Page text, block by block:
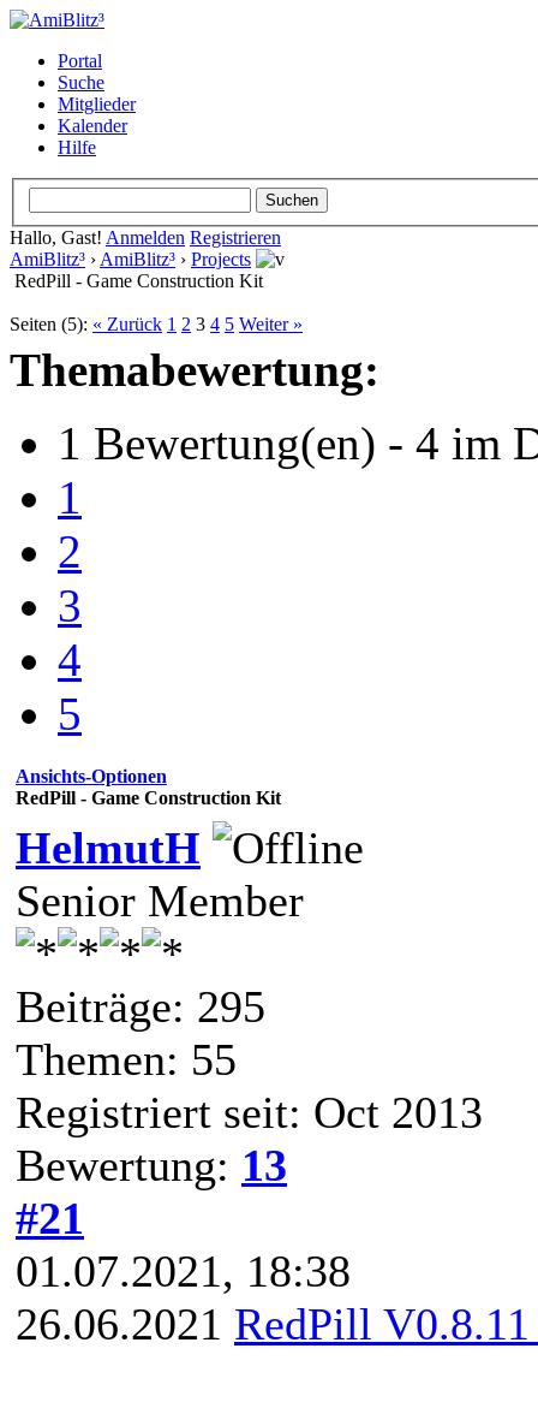
Portal
Suche
Mitglieder
Kalender
Hilfe
Hallo, Gast! Anmelden Registrieren
AmiBlitz³ › AmiBlitz³ › Projects
RedPill - Game Construction Kit
Seiten (5): « Zurück 1 2 3 4 5 Weiter »
Themabewertung:
1 Bewertung(en) - 4 im
1
2
3
4
5
Ansichts-Optionen
RedPill - Game Construction Kit
HelmutH
Senior Member
Beiträge: 295
Themen: 55
Registriert seit: Oct 2013
Bewertung: 13
#21
01.07.2021, 18:38
26.06.2021 RedPill